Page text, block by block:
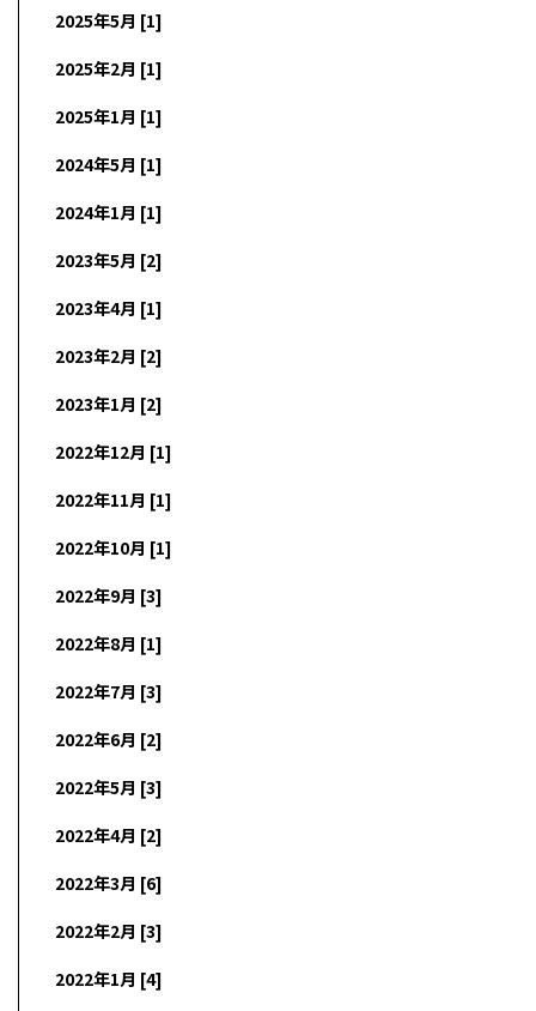
2025年5月 [1]
2025年2月 [1]
2025年1月 [1]
2024年5月 [1]
2024年1月 [1]
2023年5月 [2]
2023年4月 [1]
2023年2月 [2]
2023年1月 [2]
2022年12月 [1]
2022年11月 [1]
2022年10月 [1]
2022年9月 [3]
2022年8月 [1]
2022年7月 [3]
2022年6月 [2]
2022年5月 [3]
2022年4月 [2]
2022年3月 [6]
2022年2月 [3]
2022年1月 [4]